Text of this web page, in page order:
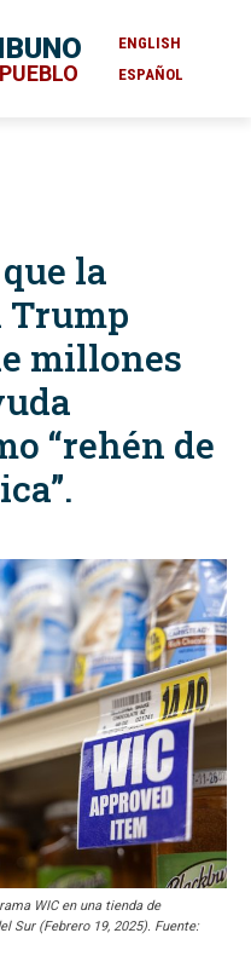
ENGLISH
ESPAÑOL
la
millones
“rehén de
WIC en una tienda de
Sur (Febrero 19, 2025). Fuente: